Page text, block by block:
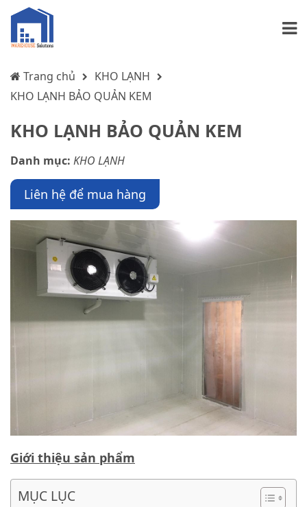
Trang chủ
KHO LẠNH
KHO LẠNH BẢO QUẢN KEM
KHO LẠNH BẢO QUẢN KEM
Danh mục: KHO LẠNH
Liên hệ để mua hàng
Giới thiệu sản phẩm
MỤC LỤC